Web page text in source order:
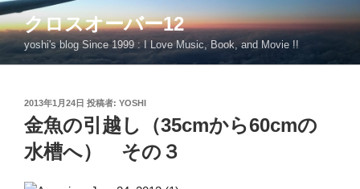
コ
ン
テ
ン
クロスオーバー12
yoshi's blog Since 1999 : I Love Music, Book, and Movie !!
投
稿
日:
2013年1月24日 投稿者: YOSHI
金魚の引越し（35cmから60cmの
水槽へ） その３